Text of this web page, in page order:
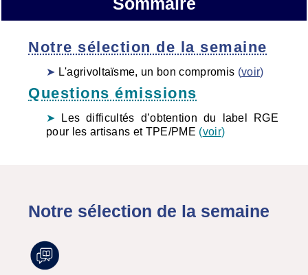
Notre sélection de la semaine
L'agrivoltaïsme, un bon compromis (voir)
Questions émissions
Les difficultés d’obtention du label RGE
pour les artisans et TPE/PME (voir)
Notre sélection de la semaine